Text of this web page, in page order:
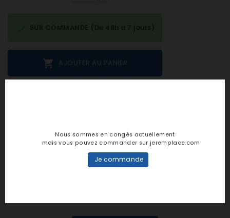
 AJOUTER AU PANIER
SUR COMMANDE (De 48h à 7 jours)
personne n'a encore posté d'avis
Nous sommes en congés actuellement
mais vous pouvez commander sur jeremplace.com
Je commande